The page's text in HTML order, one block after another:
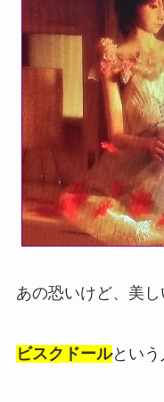
あの恐いけど、美し
ビスクドールという